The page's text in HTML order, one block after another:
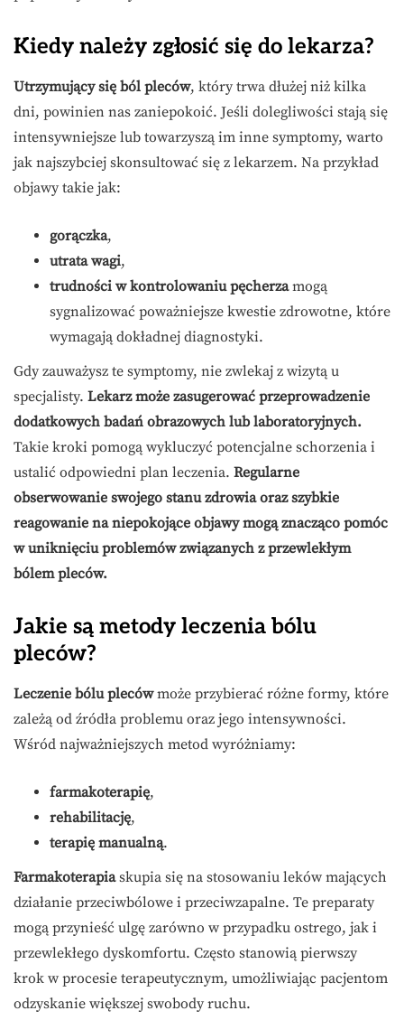
Kiedy należy zgłosić się do lekarza?
Utrzymujący się ból pleców, który trwa dłużej niż kilka
dni, powinien nas zaniepokoić. Jeśli dolegliwości stają się
intensywniejsze lub towarzyszą im inne symptomy, warto
jak najszybciej skonsultować się z lekarzem. Na przykład
objawy takie jak:
gorączka,
utrata wagi,
trudności w kontrolowaniu pęcherzamogą
sygnalizować poważniejsze kwestie zdrowotne, które
wymagają dokładnej diagnostyki.
Gdy zauważysz te symptomy, nie zwlekaj z wizytą u
specjalisty. Lekarz może zasugerować przeprowadzenie
dodatkowych badań obrazowych lub laboratoryjnych.
Takie kroki pomogą wykluczyć potencjalne schorzenia i
ustalić odpowiedni plan leczenia. Regularne
obserwowanie swojego stanu zdrowia oraz szybkie
reagowanie na niepokojące objawy mogą znacząco pomóc
w uniknięciu problemów związanych z przewlekłym
bólem pleców.
Jakie są metody leczenia bólu
pleców?
Leczenie bólu plecówmoże przybierać różne formy, które
zależą od źródła problemu oraz jego intensywności.
Wśród najważniejszych metod wyróżniamy:
farmakoterapię,
rehabilitację,
terapię manualną.
Farmakoterapiaskupia się na stosowaniu leków mających
działanie przeciwbólowe i przeciwzapalne. Te preparaty
mogą przynieść ulgę zarówno w przypadku ostrego, jak i
przewlekłego dyskomfortu. Często stanowią pierwszy
krok w procesie terapeutycznym, umożliwiając pacjentom
odzyskanie większej swobody ruchu.